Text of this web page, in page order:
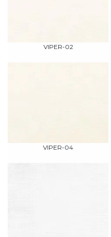
VIPER-02
VIPER-04